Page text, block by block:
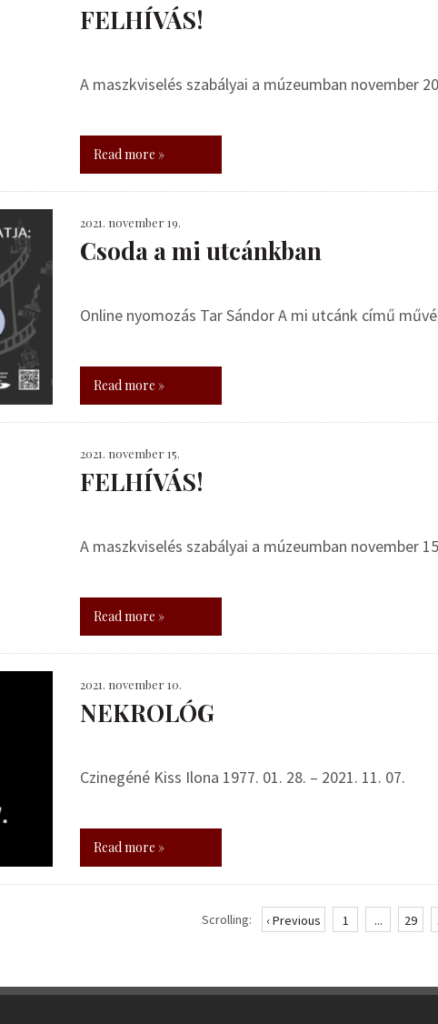
FELHÍVÁS!
A maszkviselés szabályai a múzeumban november
Read more »
2021. november 19.
Csoda a mi utcánkban
Online nyomozás Tar Sándor A mi utcánk című
Read more »
2021. november 15.
FELHÍVÁS!
A maszkviselés szabályai a múzeumban november
Read more »
2021. november 10.
NEKROLÓG
Czinegéné Kiss Ilona 1977. 01. 28. – 2021. 11. 07.
Read more »
Scrolling: ‹ Previous 1 ... 29